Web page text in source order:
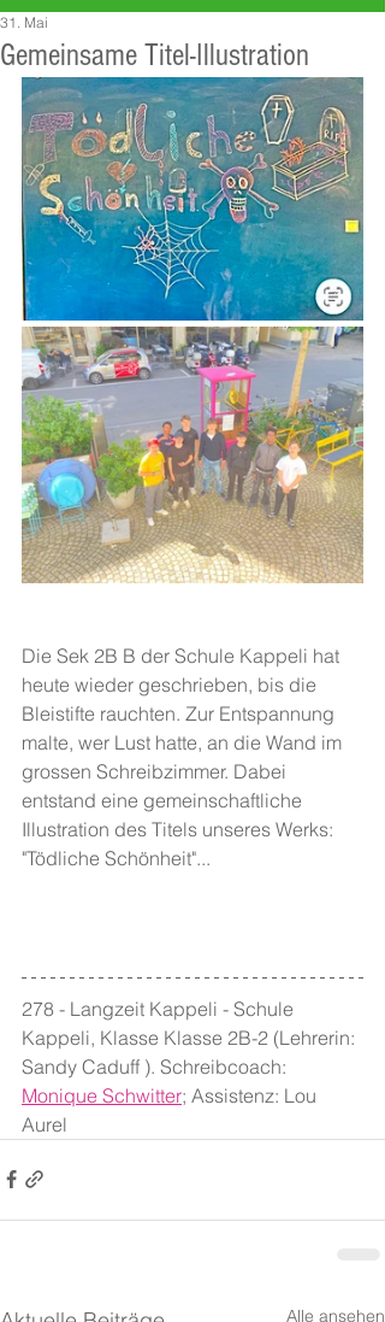
Gemeinsame Titel-Illustration
31. Mai
Die Sek 2B B der Schule Kappeli hat
heute wieder geschrieben, bis die
Bleistifte rauchten. Zur Entspannung
malte, wer Lust hatte, an die Wand im
grossen Schreibzimmer. Dabei
entstand eine gemeinschaftliche
Illustration des Titels unseres Werks:
"Tödliche Schönheit"...
278 - Langzeit Kappeli - Schule
Kappeli, Klasse Klasse 2B-2 (Lehrerin:
Sandy Caduff ). Schreibcoach:
Monique Schwitter; Assistenz: Lou
Aurel
Alle ansehen